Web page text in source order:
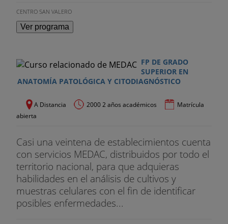
CENTRO SAN VALERO
Ver programa
FP DE GRADO
SUPERIOR EN
ANATOMÍA PATOLÓGICA Y CITODIAGNÓSTICO
A Distancia 2000 2 años académicos
Matrícula
abierta
Casi una veintena de establecimientos cuenta
con servicios MEDAC, distribuidos por todo el
territorio nacional, para que adquieras
habilidades en el análisis de cultivos y
muestras celulares con el fin de identificar
posibles enfermedades...